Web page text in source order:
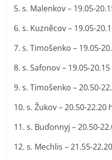
5. s. Malenkov – 19.05-
6. s. Kuzněcov – 19.05-
7. s. Timošenko – 19.05-
8. s. Safonov – 19.05-
9. s. Timošenko – 20.50-
10. s. Žukov – 20.50-22.20
11. s. Buďonnyj – 20.50-
12. s. Mechlis – 21.55-